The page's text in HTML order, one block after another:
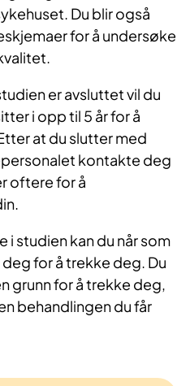
Du blir også
for å undersøke
er avsluttet vil du
i opp til 5 år for å
at du slutter med
kontakte deg
oftere for å
i studien kan du når som
for å trekke deg. Du
grunn for å trekke deg,
behandlingen du får